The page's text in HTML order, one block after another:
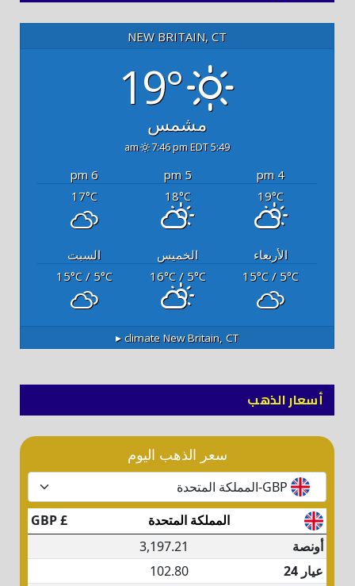
NEW BRITAIN, CT
19°
مشمس
5:49 am
7:46 pm EDT
4 pm
5 pm
6 pm
19°C
18°C
17°C
الأربعاء الخميس
السبت
15°C / 5°C
16°C/ 5°C
15°C/ 5°C
New Britain, CT
أسعار الذهب